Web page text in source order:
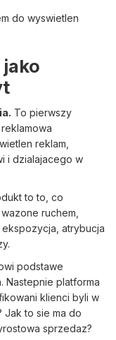
do wyswietlen
To pierwszy
reklam,
i dzialajacego w
to to, co
ruchem,
atrybucja
podstawe
Nastepnie platforma
klienci byli w
Jak to sie ma do
sprzedaz?